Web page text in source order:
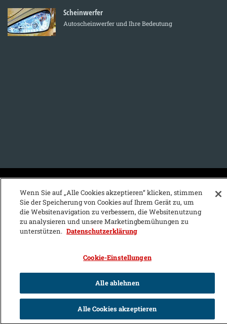
Scheinwerfer
Autoscheinwerfer und Ihre Bedeutung
KFZ-Stichwortvereichnis:
A B C D E F G H I
K
L M N O P Q R S
Wenn Sie auf „Alle Cookies akzeptieren“ klicken, stimmen
Sie der Speicherung von Cookies auf Ihrem Gerät zu, um
die Websitenavigation zu verbessern, die Websitenutzung
zu analysieren und unsere Marketingbemühungen zu
unterstützen. Datenschutzerklärung
Cookie-Einstellungen
Alle ablehnen
Alle Cookies akzeptieren